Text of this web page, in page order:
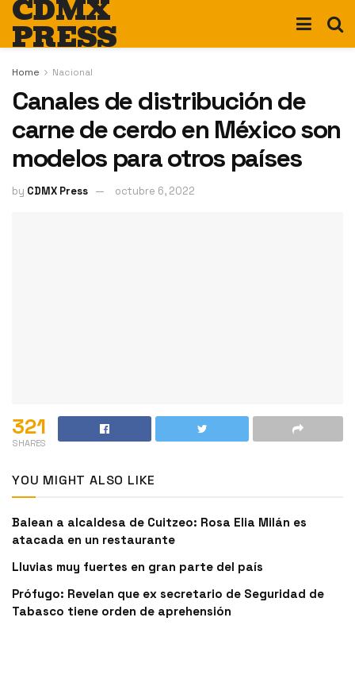
CDMX
PRESS
Home Nacional
Canales de distribución de
carne de cerdo en México son
modelos para otros países
by CDMX Press octubre 6, 2022
321
SHARES
YOU MIGHT ALSO LIKE
Balean a alcaldesa de Cuitzeo: Rosa Elia Milán es
atacada en un restaurante
Lluvias muy fuertes en gran parte del país
Prófugo: Revelan que ex secretario de Seguridad de
Tabasco tiene orden de aprehensión